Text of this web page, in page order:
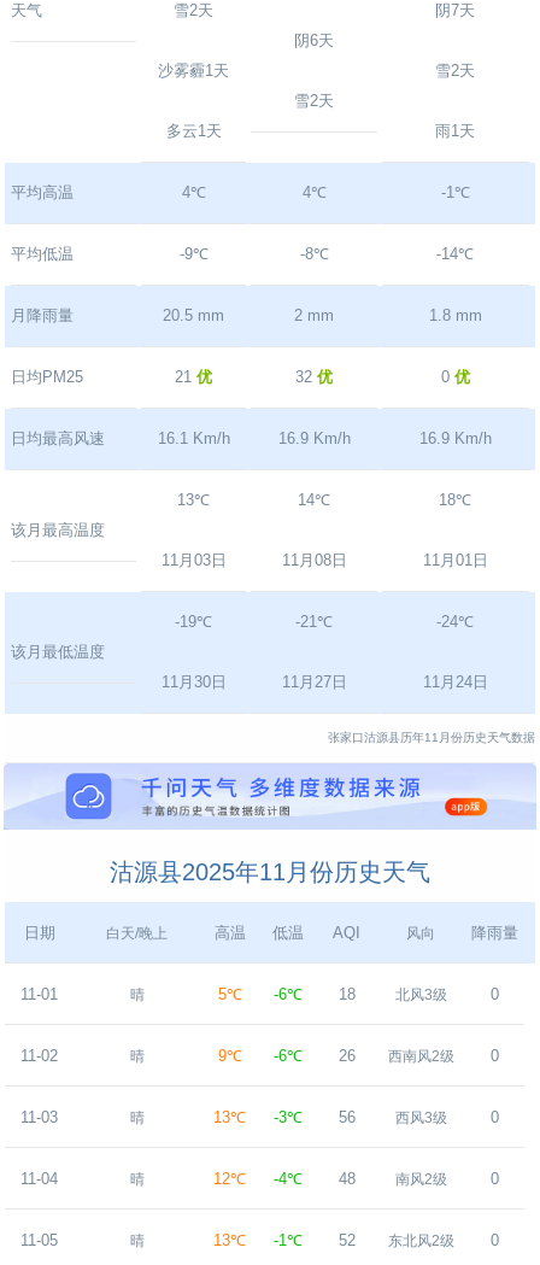
天气 雪2天
沙雾霾1天
多云1天
阴6天
雪2天
阴7天
雪2天
雨1天
平均高温 4℃ 4℃ -1℃
平均低温 -9℃ -8℃ -14℃
月降雨量 20.5 mm 2 mm 1.8 mm
日均PM25 21优 32优 0 优
日均最高风速 16.1 Km/h 16.9 Km/h 16.9 Km/h
该月最高温度
13℃
11月03日
14℃
11月08日
18℃
11月01日
该月最低温度
-19℃
11月30日
-21℃
11月27日
-24℃
11月24日
张家口沽源县历年11月份历史天气数据
沽源县2025年11月份历史天气
日期 白天/晚上 高温 低温 AQI 风向 降雨量
11-01 晴 5℃ -6℃ 18 北风3级 0
11-02 晴 9℃ -6℃ 26 西南风2级 0
11-03 晴 13℃ -3℃ 56 西风3级 0
11-04 晴 12℃ -4℃ 48 南风2级 0
11-05 晴 13℃ -1℃ 52 东北风2级 0